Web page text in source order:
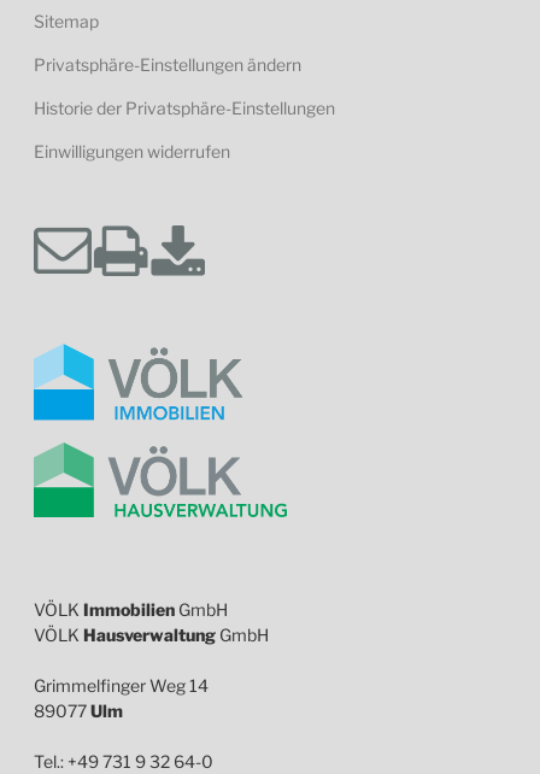
Sitemap
Privatsphäre-Einstellungen ändern
Historie der Privatsphäre-Einstellungen
Einwilligungen widerrufen
VÖLK Immobilien GmbH
VÖLK Hausverwaltung GmbH
Grimmelfinger Weg 14
89077Ulm
Tel.: +49 731 9 32 64-0